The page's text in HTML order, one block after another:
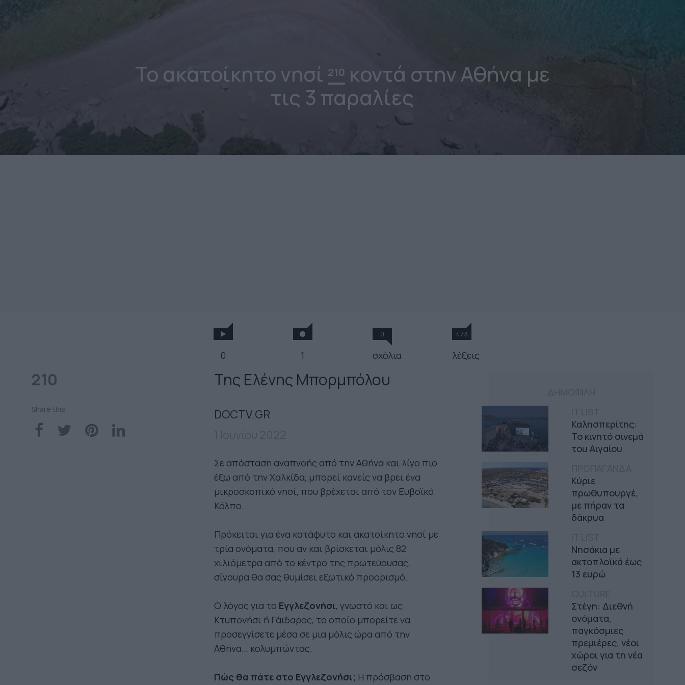
Το ακατοίκητο νησί 210 κοντά στην Αθήνα με
τις 3 παραλίες
0 1
0
σχόλια
473
λέξεις
210
Share this
Καλησπερίτης:
Το κινητό σινεμά
του Αιγαίου
Κύριε
πρωθυπουργέ,
με πήραν τα
δάκρυα
Νησάκια με
ακτοπλοϊκά έως
13 ευρώ
Στέγη: Διεθνή
ονόματα,
παγκόσμιες
πρεμιέρες, νέοι
χώροι για τη νέα
σεζόν
Της Ελένης Μπορμπόλου
DOCTV.GR
Σε απόσταση αναπνοής από την Αθήνα και λίγο πιο
έξω από την Χαλκίδα, μπορεί κανείς να βρει ένα
μικροσκοπικό νησί, που βρέχεται από τον Ευβοϊκό
Κόλπο.
Πρόκειται για ένα κατάφυτο και ακατοίκητο νησί με
τρία ονόματα, που αν και βρίσκεται μόλις 82
χιλιόμετρα από το κέντρο της πρωτεύουσας,
σίγουρα θα σας θυμίσει εξωτικό προορισμό.
Ο λόγος για το Εγγλεζονήσι, γνωστό και ως
Κτυπονήσι ή Γάιδαρος, το οποίο μπορείτε να
προσεγγίσετε μέσα σε μια μόλις ώρα από την
Αθήνα… κολυμπώντας.
Πώς θα πάτε στο Εγγλεζονήσι; Η πρόσβαση στο